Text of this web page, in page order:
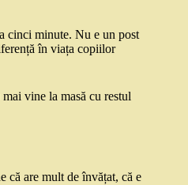
cinci minute. Nu e un post
în viața copiilor
vine la masă cu restul
că are mult de învățat, că e